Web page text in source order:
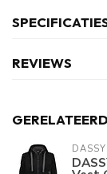
REVIEWS
DASSY